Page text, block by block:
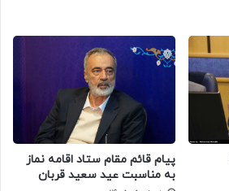
پیام قائم مقام ستاد اقامه نماز
به مناسبت عید سعید قربان